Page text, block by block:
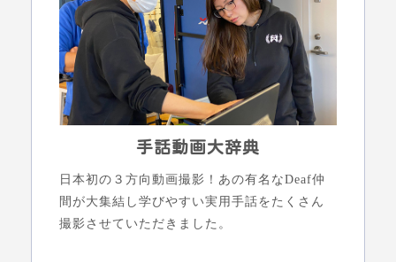
手話動画大辞典
日本初の３方向動画撮影！あの有名なDeaf仲
間が大集結し学びやすい実用手話をたくさん
撮影させていただきました。